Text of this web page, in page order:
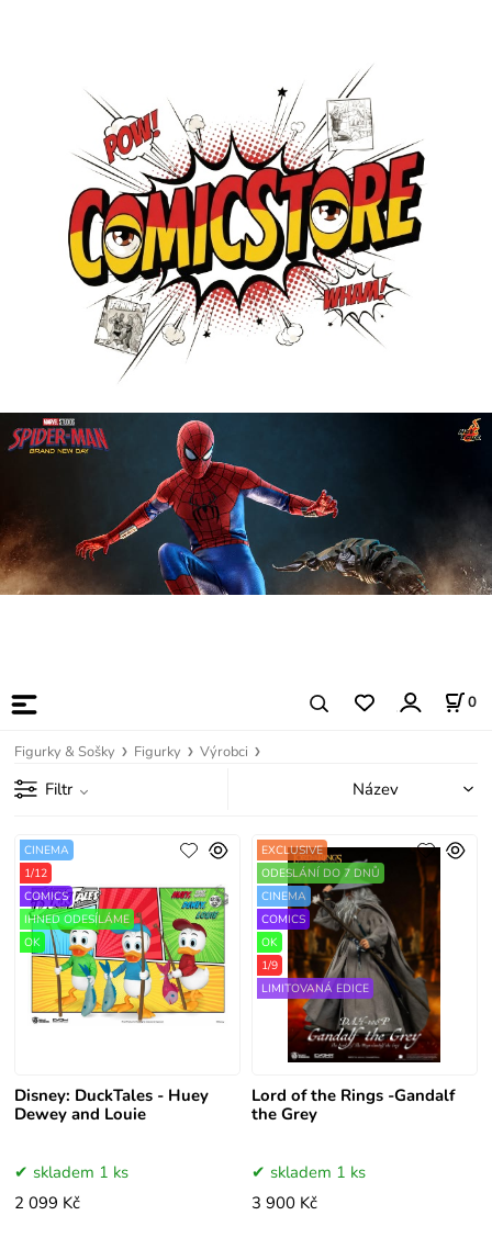
0
Figurky & Sošky Figurky Výrobci
Filtr
Disney: DuckTales - Huey
Dewey and Louie
CINEMA
1/12
COMICS
IHNED ODESÍLÁME
OK
skladem 1 ks
2 099 Kč
Lord of the Rings -Gandalf
the Grey
EXCLUSIVE
ODESLÁNÍ DO 7 DNŮ
CINEMA
COMICS
OK
1/9
LIMITOVANÁ EDICE
skladem 1 ks
3 900 Kč